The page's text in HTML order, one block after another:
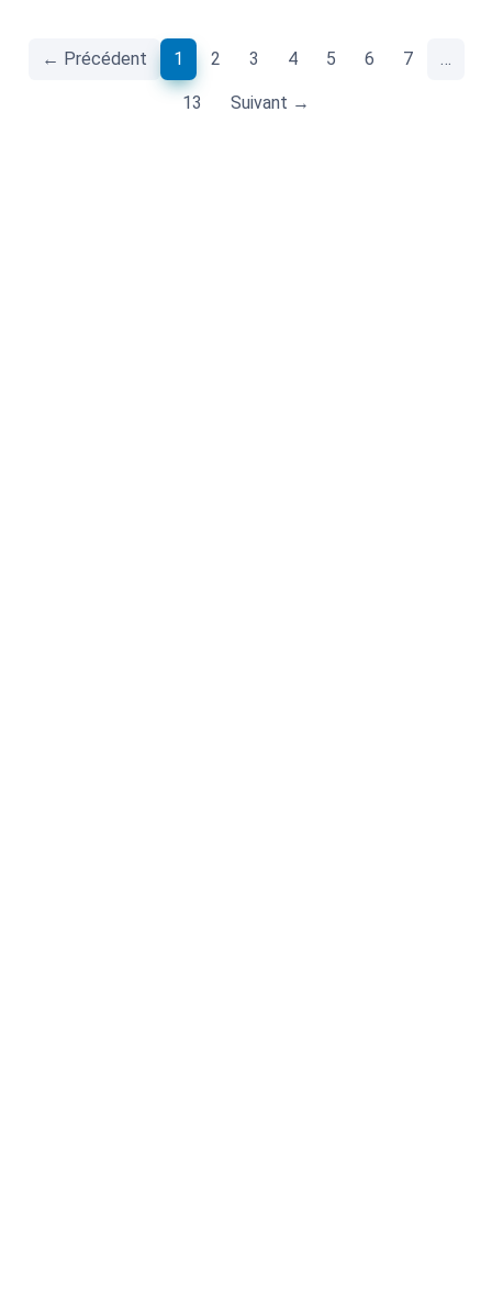
← Précédent 1 (current)
2 3 4 5 6 7 …
13 Suivant →